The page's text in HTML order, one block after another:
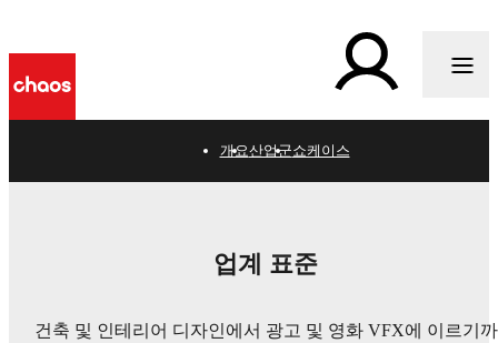
Industry solutions
개발자를 위한 최고의 시각화 어플리케이션인 이유를 알
개요산업군쇼케이스
업계 표준
건축 및 인테리어 디자인에서 광고 및 영화 VFX에 이르기까